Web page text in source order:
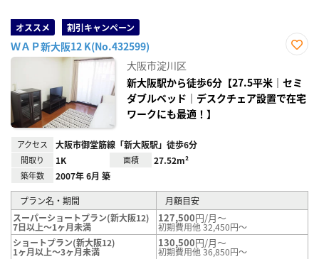
オススメ 割引キャンペーン
ＷＡＰ新大阪12 K(No.432599)
り登
録
大阪市淀川区
新大阪駅から徒歩6分【27.5平米｜セミ
ダブルベッド｜デスクチェア設置で在宅
ワークにも最適！】
アクセス 大阪市御堂筋線「新大阪駅」徒歩6分
間取り 1K 面積 27.52m²
築年数 2007年 6月 築
プラン名・期間
月額目安
スーパーショートプラン(新大阪12)
7日以上～1ヶ月未満
127,500円/月～
初期費用他 32,450円～
ショートプラン(新大阪12)
1ヶ月以上～3ヶ月未満
130,500円/月～
初期費用他 36,850円～